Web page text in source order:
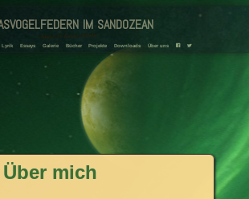
im sandozean
Amanda und Adriana Landmann
Lyrik Essays Galerie Bücher Projekte Downloads Über uns F T
mich